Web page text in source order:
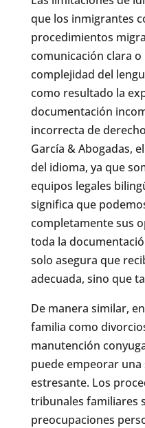
que los inmigrantes
procedimientos
comunicación clara
complejidad del
como resultado la
documentación
incorrecta de
García & Abogadas,
del idioma, ya que
equipos legales
significa que
completamente sus
toda la
solo asegura que
adecuada, sino que
De manera similar,
familia como
manutención
puede empeorar
estresante. Los
tribunales familiares
preocupaciones